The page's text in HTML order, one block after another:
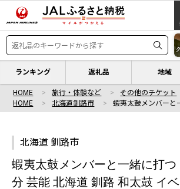
ランキング 返礼品 地域
HOME 旅行・体験など その他のチケット
HOME
北海道釧路市 蝦夷太鼓メンバーと
北海道 釧路市
蝦夷太鼓メンバーと一緒に打つ
分 芸能 北海道 釧路 和太鼓 イ